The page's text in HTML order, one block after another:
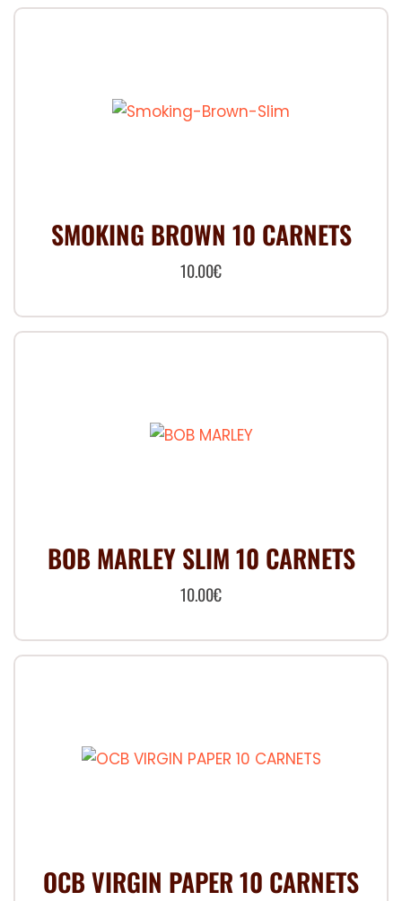
SMOKING BROWN 10 CARNETS
10.00€
BOB MARLEY SLIM 10 CARNETS
10.00€
OCB VIRGIN PAPER 10 CARNETS